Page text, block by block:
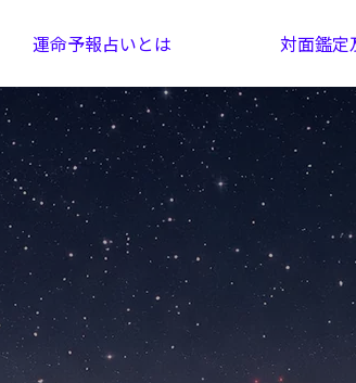
運命予報占いとは 対面鑑定
最恐の相性占い